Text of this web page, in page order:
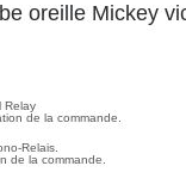
oreille Mickey
Relay
de la commande.
Relais.
de la commande.